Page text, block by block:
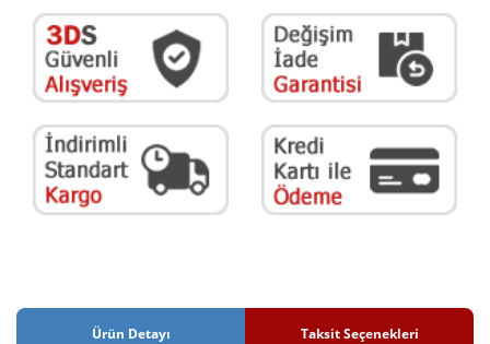
Ürün Detayı Taksit Seçenekleri